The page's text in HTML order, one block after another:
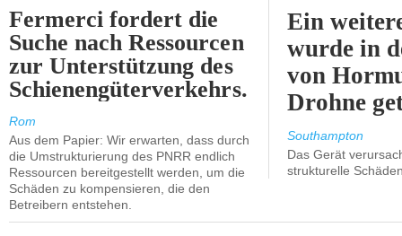
Fermerci fordert die
Suche nach Ressourcen
zur Unterstützung des
Schienengüterverkehrs.
Rom
Aus dem Papier: Wir erwarten, dass durch
die Umstrukturierung des PNRR endlich
Ressourcen bereitgestellt werden, um die
Schäden zu kompensieren, die den
Betreibern entstehen.
Ein
wurde in
von
Drohne
Southampton
Das Gerät
strukturelle